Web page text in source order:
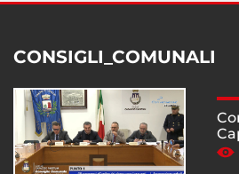
CONSIGLI_COMUNALI